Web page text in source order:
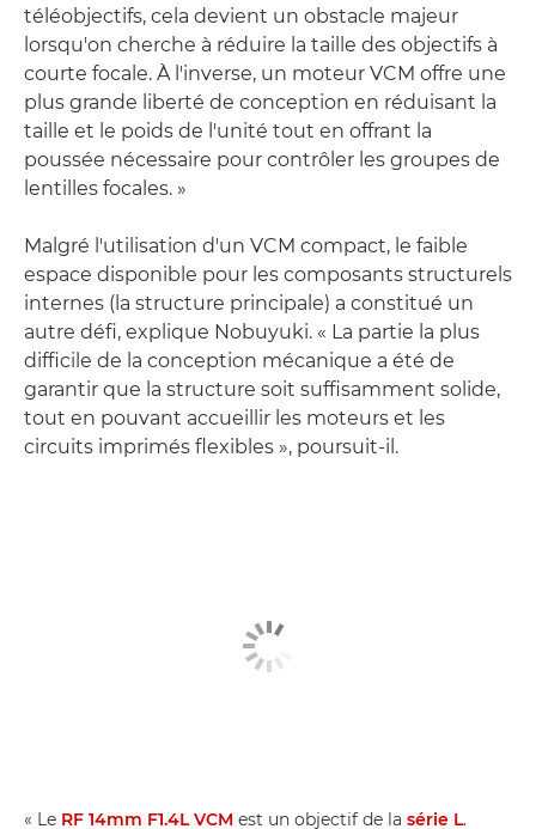
téléobjectifs, cela devient un obstacle majeur
lorsqu'on cherche à réduire la taille des objectifs à
courte focale. À l'inverse, un moteur VCM offre une
plus grande liberté de conception en réduisant la
taille et le poids de l'unité tout en offrant la
poussée nécessaire pour contrôler les groupes de
lentilles focales. »
Malgré l'utilisation d'un VCM compact, le faible
espace disponible pour les composants structurels
internes (la structure principale) a constitué un
autre défi, explique Nobuyuki. « La partie la plus
difficile de la conception mécanique a été de
garantir que la structure soit suffisamment solide,
tout en pouvant accueillir les moteurs et les
circuits imprimés flexibles », poursuit-il.
« Le RF 14mm F1.4L VCM est un objectif de la série L.